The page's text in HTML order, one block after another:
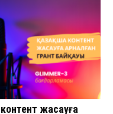
жасауға